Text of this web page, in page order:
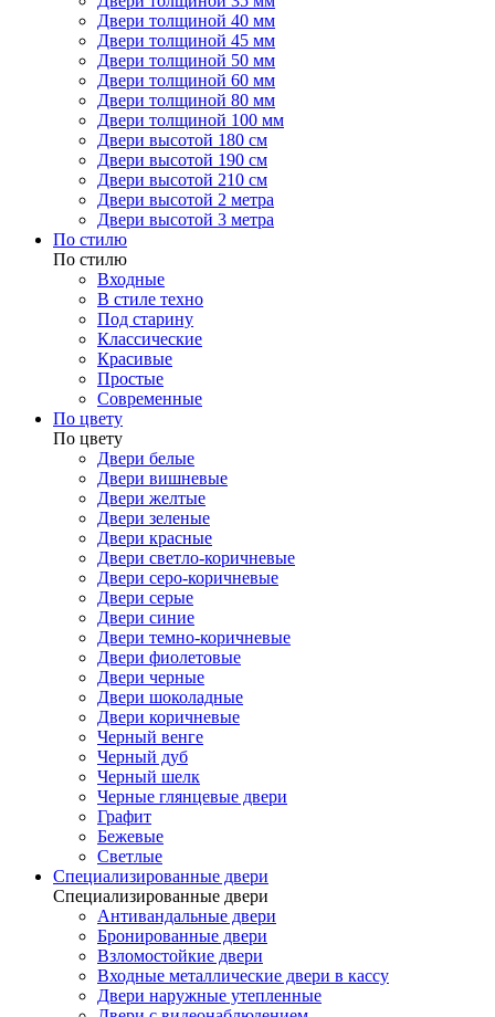
Двери толщиной 40 мм
Двери толщиной 45 мм
Двери толщиной 50 мм
Двери толщиной 60 мм
Двери толщиной 80 мм
Двери толщиной 100 мм
Двери высотой 180 см
Двери высотой 190 см
Двери высотой 210 см
Двери высотой 2 метра
Двери высотой 3 метра
По стилю
По стилю
Входные
В стиле техно
Под старину
Классические
Красивые
Простые
Современные
По цвету
По цвету
Двери белые
Двери вишневые
Двери желтые
Двери зеленые
Двери красные
Двери светло-коричневые
Двери серо-коричневые
Двери серые
Двери синие
Двери темно-коричневые
Двери фиолетовые
Двери черные
Двери шоколадные
Двери коричневые
Черный венге
Черный дуб
Черный шелк
Черные глянцевые двери
Графит
Бежевые
Светлые
Специализированные двери
Специализированные двери
Антивандальные двери
Бронированные двери
Взломостойкие двери
Входные металлические двери в кассу
Двери наружные утепленные